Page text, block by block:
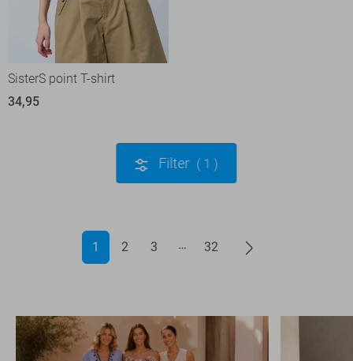
SisterS point T-shirt
34,95
Filter 1
1 2 3 32